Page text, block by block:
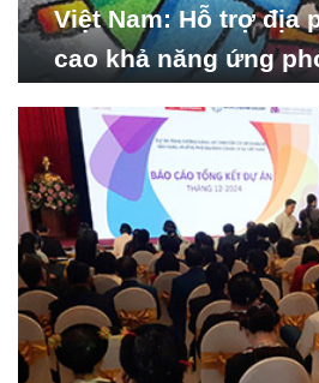
Việt Nam: Hỗ trợ địa
cao khả năng ứng